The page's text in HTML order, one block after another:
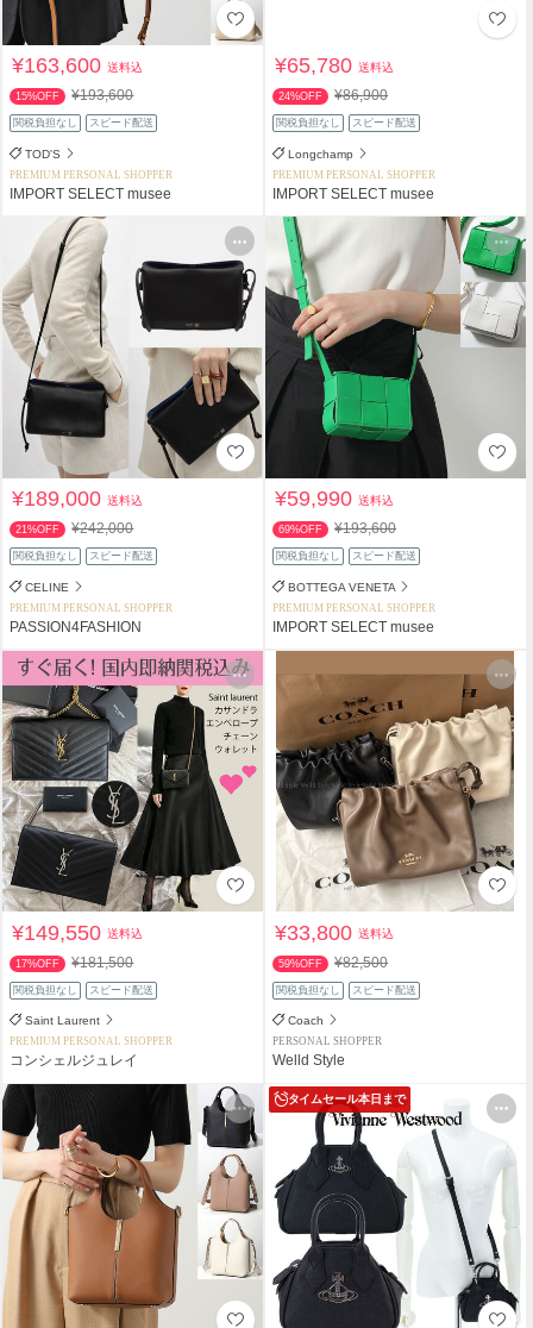
¥163,600送料込
15%OFF ¥193,600
関税負担なし スピード配送
TOD'S
PREMIUM PERSONAL SHOPPER
IMPORT SELECT musee
¥65,780送料込
24%OFF ¥86,900
関税負担なし スピード配送
Longchamp
PREMIUM PERSONAL SHOPPER
IMPORT SELECT musee
¥189,000送料込
21%OFF ¥242,000
関税負担なし スピード配送
CELINE
PREMIUM PERSONAL SHOPPER
PASSION4FASHION
¥59,990送料込
69%OFF ¥193,600
関税負担なし スピード配送
BOTTEGA VENETA
PREMIUM PERSONAL SHOPPER
IMPORT SELECT musee
¥149,550送料込
17%OFF ¥181,500
関税負担なし スピード配送
Saint Laurent
PREMIUM PERSONAL SHOPPER
コンシェルジュレイ
¥33,800送料込
59%OFF ¥82,500
関税負担なし スピード配送
Coach
PERSONAL SHOPPER
Welld Style
タイムセール本日まで